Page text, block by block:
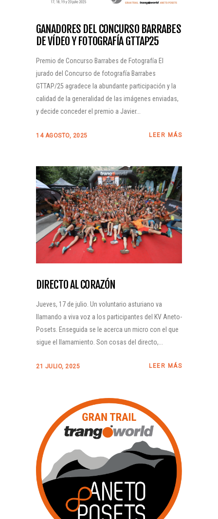
GANADORES DEL CONCURSO BARRABES
DE VÍDEO Y FOTOGRAFÍA GTTAP25
Premio de Concurso Barrabes de Fotografía El
jurado del Concurso de fotografía Barrabes
GTTAP/25 agradece la abundante participación y la
calidad de la generalidad de las imágenes enviadas,
y decide conceder el premio a Javier...
14 AGOSTO, 2025 LEER MÁS
DIRECTO AL CORAZÓN
Jueves, 17 de julio. Un voluntario asturiano va
llamando a viva voz a los participantes del KV Aneto-
Posets. Enseguida se le acerca un micro con el que
sigue el llamamiento. Son cosas del directo,...
21 JULIO, 2025 LEER MÁS